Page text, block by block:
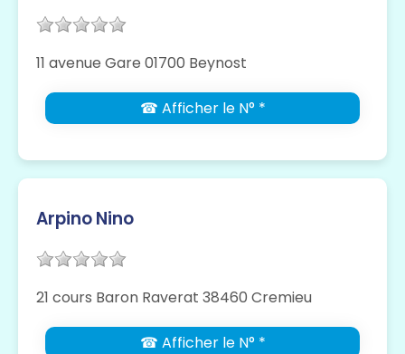
11 avenue Gare 01700 Beynost
☎ Afficher le N° *
Arpino Nino
21 cours Baron Raverat 38460 Cremieu
☎ Afficher le N° *